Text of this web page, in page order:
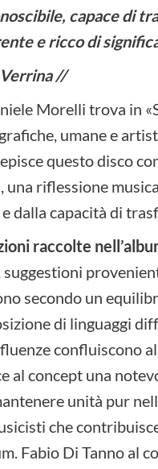
capace di
e ricco di
//
Morelli trova in
umane e
questo disco
riflessione
dalla capacità di
raccolte
suggestioni
secondo un
di linguaggi
confluiscono
al concept una
unità pur
che
Fabio Di Tanno al